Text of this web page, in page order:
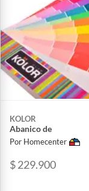
KOLOR
Abanico de
Por Homecenter
$ 229.900